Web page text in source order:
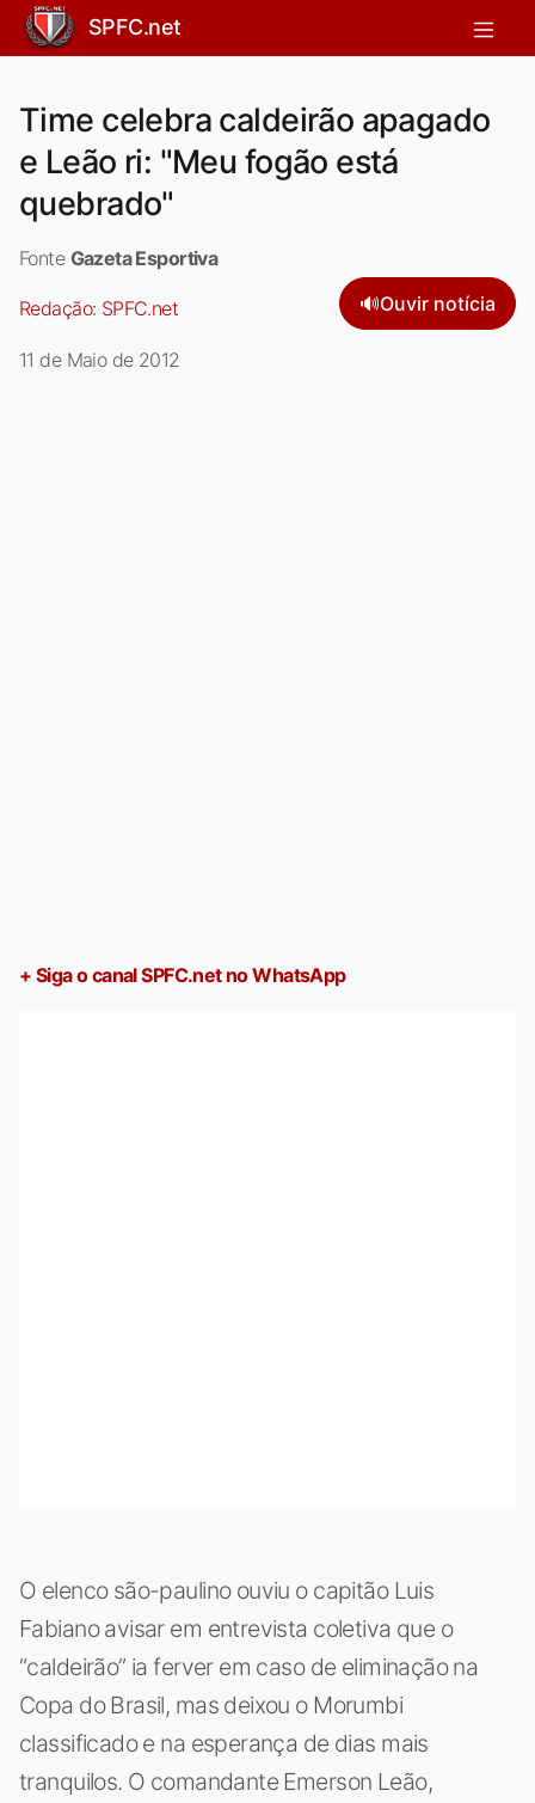
SPFC.net
Time celebra caldeirão apagado
e Leão ri: "Meu fogão está
quebrado"
Fonte Gazeta Esportiva
Redação: SPFC.net 🔊Ouvir notícia
11 de Maio de 2012
+ Siga o canal SPFC.net no WhatsApp
O elenco são-paulino ouviu o capitão Luis
Fabiano avisar em entrevista coletiva que o
“caldeirão” ia ferver em caso de eliminação na
Copa do Brasil, mas deixou o Morumbi
classificado e na esperança de dias mais
tranquilos. O comandante Emerson Leão,